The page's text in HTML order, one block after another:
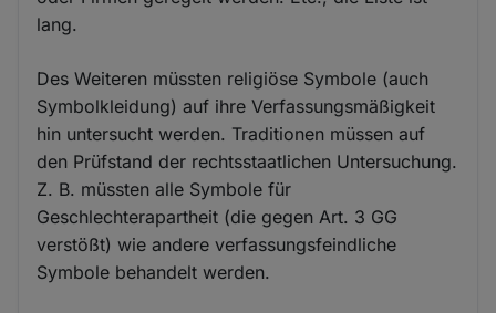
lang.
Des Weiteren müssten religiöse Symbole (auch
Symbolkleidung) auf ihre Verfassungsmäßigkeit
hin untersucht werden. Traditionen müssen auf
den Prüfstand der rechtsstaatlichen Untersuchung.
Z. B. müssten alle Symbole für
Geschlechterapartheit (die gegen Art. 3 GG
verstößt) wie andere verfassungsfeindliche
Symbole behandelt werden.